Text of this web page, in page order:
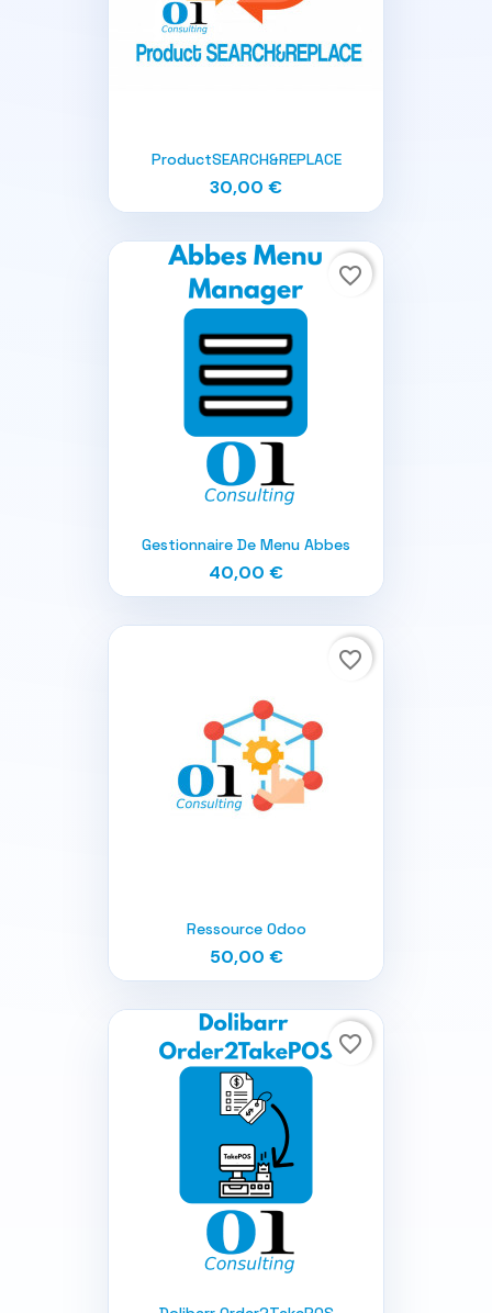
ProductSEARCH&REPLACE
30,00 €
Gestionnaire De Menu Abbes
40,00 €
favorite_border
Ressource Odoo
50,00 €
favorite_border
favorite_border